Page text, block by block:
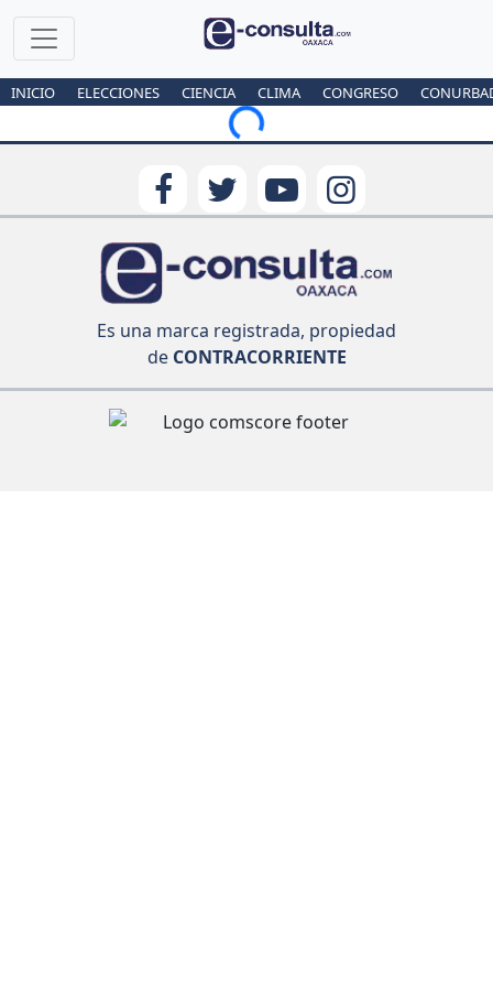
INICIO ELECCIONES CIENCIA CLIMA CONGRESO
Loading...
Es una marca registrada, propiedad
deCONTRACORRIENTE